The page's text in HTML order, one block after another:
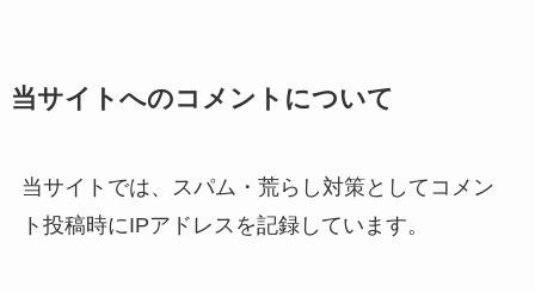
当サイトへのコメントについて
当サイトでは、スパム・荒らし対策としてコメン
ト投稿時にIPアドレスを記録しています。